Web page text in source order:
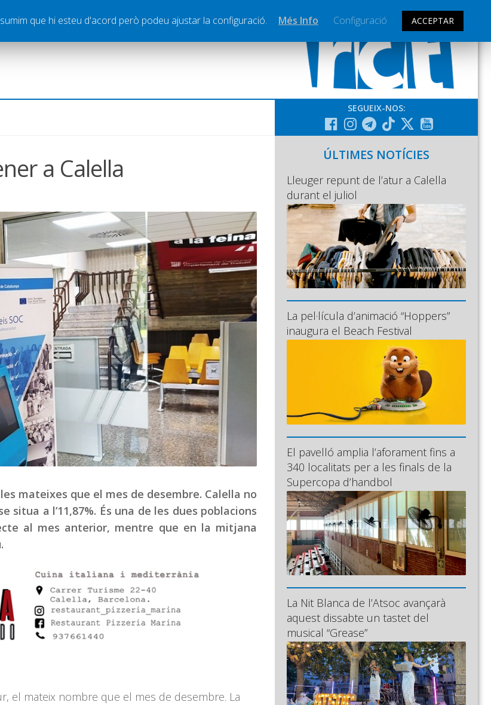
Contacte
a Calella
mateixes que el mes de desembre. Calella no
a l’11,87%. És una de les dues poblacions
al mes anterior, mentre que en la mitjana
el mateix nombre que el mes de desembre. La
SEGUEIX-NOS:
ÚLTIMES NOTÍCIES
Lleuger repunt de l’atur a Calella
durant el juliol
La pel·lícula d’animació “Hoppers”
inaugura el Beach Festival
El pavelló amplia l’aforament fins a
340 localitats per a les finals de la
Supercopa d’handbol
La Nit Blanca de l’Atsoc avançarà
aquest dissabte un tastet del
musical “Grease”
que hi esteu d'acord però podeu ajustar la configuració. Més Info Configuració ACCEPTAR